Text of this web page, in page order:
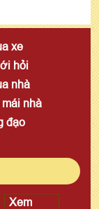
xe
hỏi
nhà
nhà
đạo
Xem